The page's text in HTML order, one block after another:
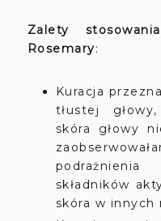
Zalety
Rosemary:
Kuracja
tłustej
skóra głowy
składników
skóra w innych